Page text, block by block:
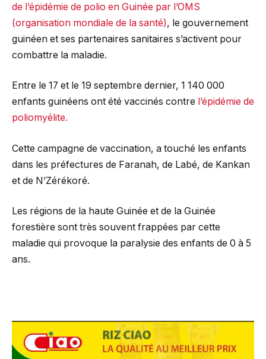
de l’épidémie de polio en Guinée par l’OMS
(organisation mondiale de la santé), le gouvernement
guinéen et ses partenaires sanitaires s’activent pour
combattre la maladie.
Entre le 17 et le 19 septembre dernier, 1 140 000
enfants guinéens ont été vaccinés contre l’épidémie de
poliomyélite.
Cette campagne de vaccination, a touché les enfants
dans les préfectures de Faranah, de Labé, de Kankan
et de N’Zérékoré.
Les régions de la haute Guinée et de la Guinée
forestière sont très souvent frappées par cette
maladie qui provoque la paralysie des enfants de 0 à 5
ans.